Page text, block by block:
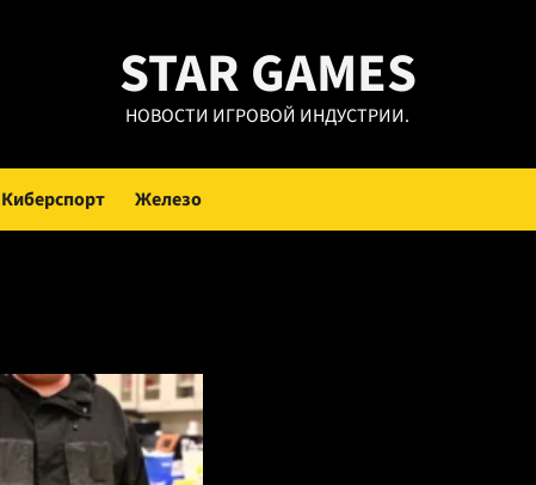
STAR GAMES
НОВОСТИ ИГРОВОЙ ИНДУСТРИИ.
Киберспорт Железо